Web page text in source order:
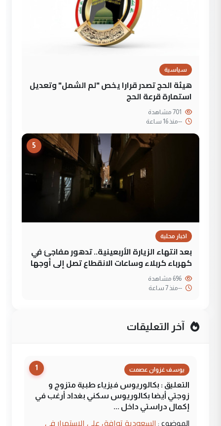
سياسية
هيئة الحج تصدر قرارا يخص "لم الشمل" وتعديل
استمارة قرعة الحج
--منذ 16 ساعة
5
اخبار محلية
بعد انتهاء الزيارة الأربعينية.. تدهور مفاجئ في
كهرباء كربلاء وساعات الانقطاع تصل إلى أوجها
--منذ 7 ساعة
آخر التعليقات
1 يوسف غزوان عصمت
التعليق : بكالوريوس فيزياء طبية متزوج و
زوجتي أيضا بكالوريوس سكني بغداد أرغب في
إكمال دراستي داخل ...
الموضوع : السعودية توافق على الاستمرار في